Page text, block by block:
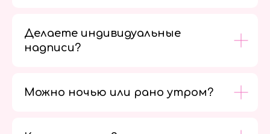
Делаете индивидуальные
надписи?
Можно ночью или рано утром?